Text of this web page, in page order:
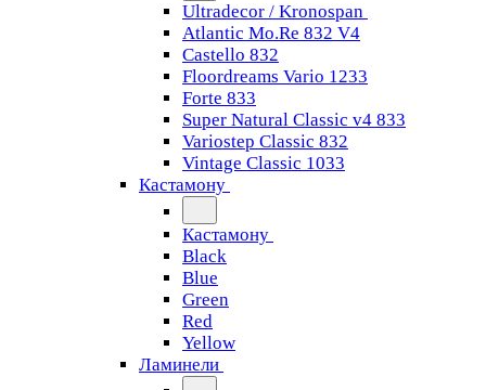
Ultradecor / Kronospan
Atlantic Mo.Re 832 V4
Castello 832
Floordreams Vario 1233
Forte 833
Super Natural Classic v4 833
Variostep Classic 832
Vintage Classic 1033
Кастамону
Кастамону
Black
Blue
Green
Red
Yellow
Ламинели